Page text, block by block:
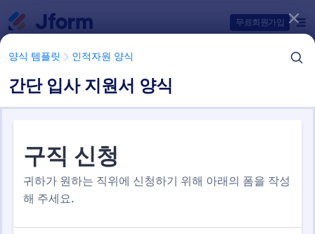
무료회원가입
양식 템플릿 인적자원 양식
간단 입사 지원서 양식
양식 템플릿 인적자원 양식
구직 신청 양식
4 개의 템플릿들
양식 템플릿 항목들